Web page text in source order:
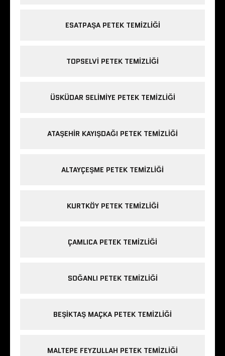
ESATPAŞA PETEK TEMIZLIĞI
TOPSELVI PETEK TEMIZLIĞI
ÜSKÜDAR SELIMIYE PETEK TEMIZLIĞI
ATAŞEHIR KAYIŞDAĞI PETEK TEMIZLIĞI
ALTAYÇEŞME PETEK TEMIZLIĞI
KURTKÖY PETEK TEMIZLIĞI
ÇAMLICA PETEK TEMIZLIĞI
SOĞANLI PETEK TEMIZLIĞI
BEŞIKTAŞ MAÇKA PETEK TEMIZLIĞI
MALTEPE FEYZULLAH PETEK TEMIZLIĞI